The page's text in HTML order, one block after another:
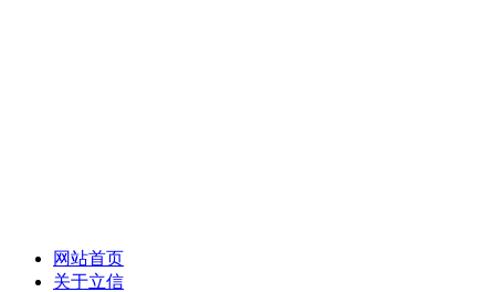
网站首页
关于立信